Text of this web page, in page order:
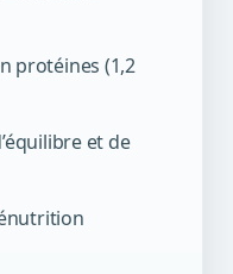
protéines (1,2
et de